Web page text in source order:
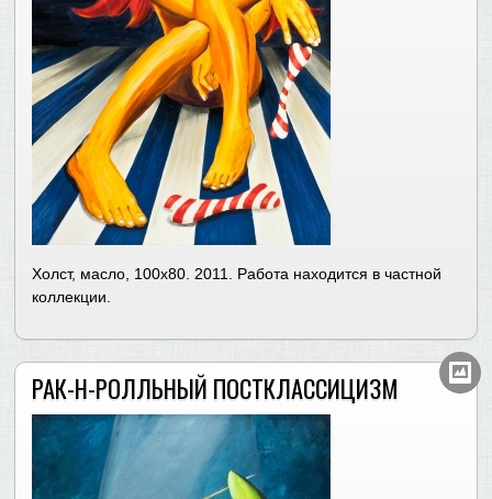
Холст, масло, 100х80. 2011. Работа находится в частной
коллекции.
РАК-Н-РОЛЛЬНЫЙ ПОСТКЛАССИЦИЗМ